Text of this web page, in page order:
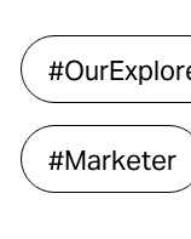
#Marketer